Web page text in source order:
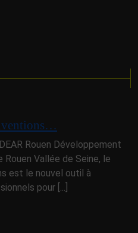
Rouen Développement
Rouen Vallée de Seine, le
est le nouvel outil à
pour [...]